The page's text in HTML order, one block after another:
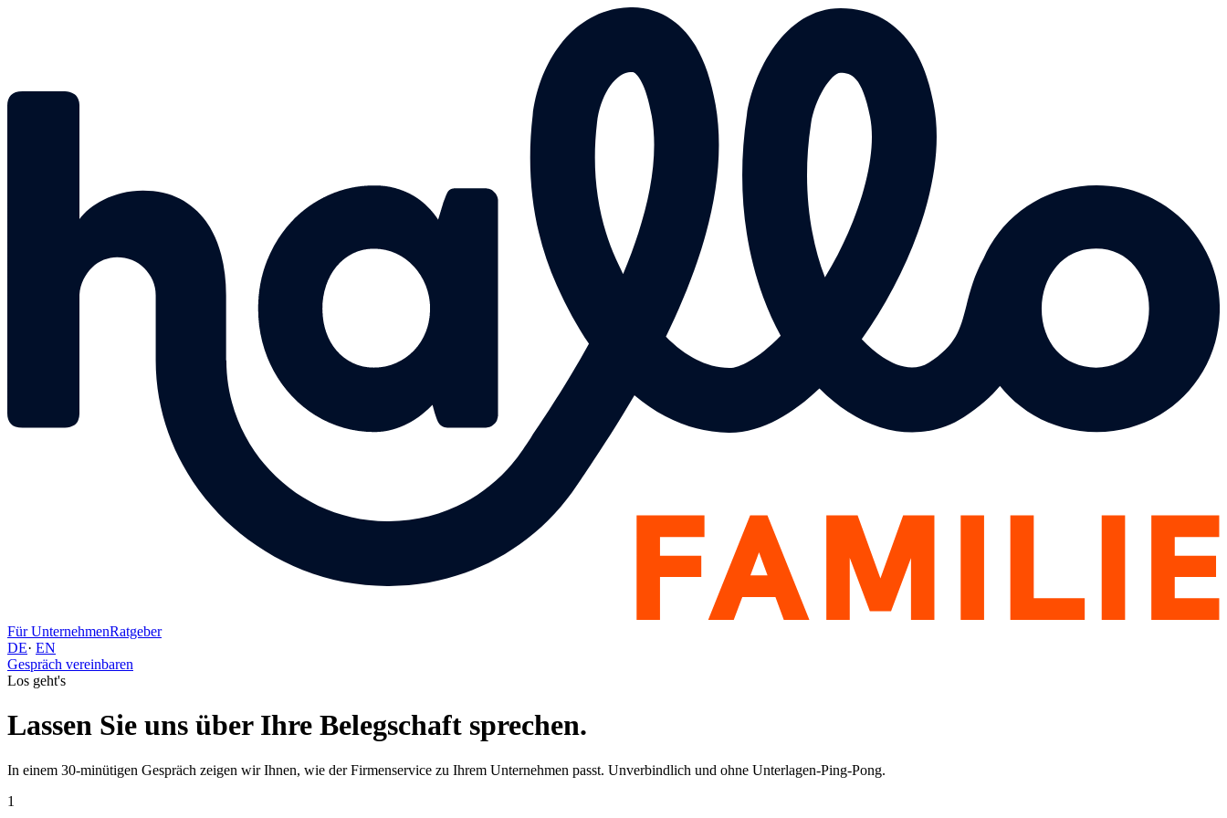
Für UnternehmenRatgeber
DE· EN
Gespräch vereinbaren
Los geht's
Lassen Sie uns über Ihre Belegschaft sprechen.
In einem 30-minütigen Gespräch zeigen wir Ihnen, wie der Firmenservice zu Ihrem Unternehmen passt. Unverbindlich und ohne Unterlagen-Ping-Pong.
1